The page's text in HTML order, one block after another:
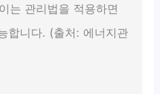
는 관리법을 적용하면
합니다. (출처: 에너지관